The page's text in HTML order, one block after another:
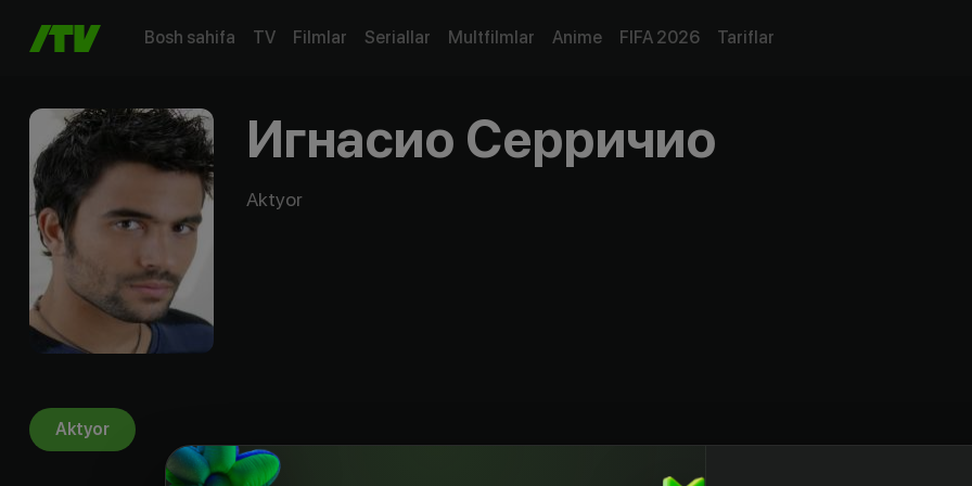
Bosh sahifa TV Filmlar Seriallar Multfilmlar Anime FIFA 2026 Tariflar
Игнасио Серричио
Aktyor
Aktyor